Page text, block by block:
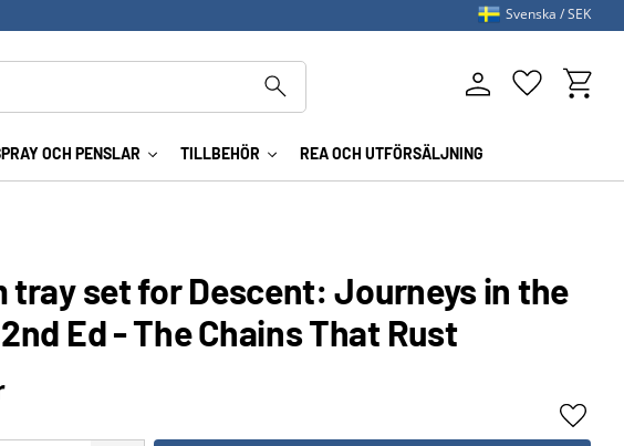
OCH PENSLAR TILLBEHÖR REA OCH UTFÖRSÄLJNING
Favoriter
Svenska SEK
tray set for Descent: Journeys in the
Ed - The Chains That Rust
Lägg